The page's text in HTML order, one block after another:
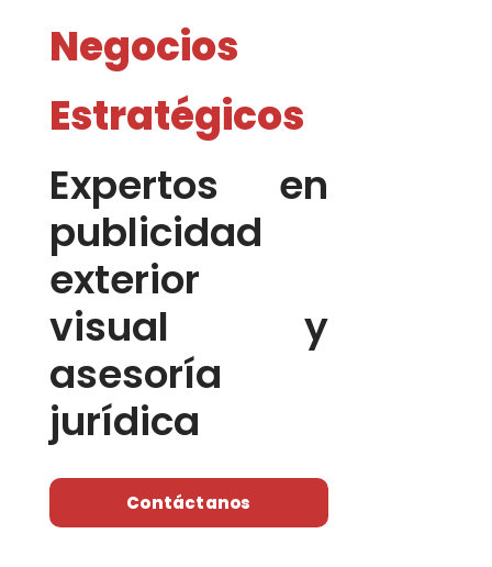
Negocios
Estratégicos
Expertos en
publicidad
exterior
visual y
asesoría
jurídica
Contáctanos